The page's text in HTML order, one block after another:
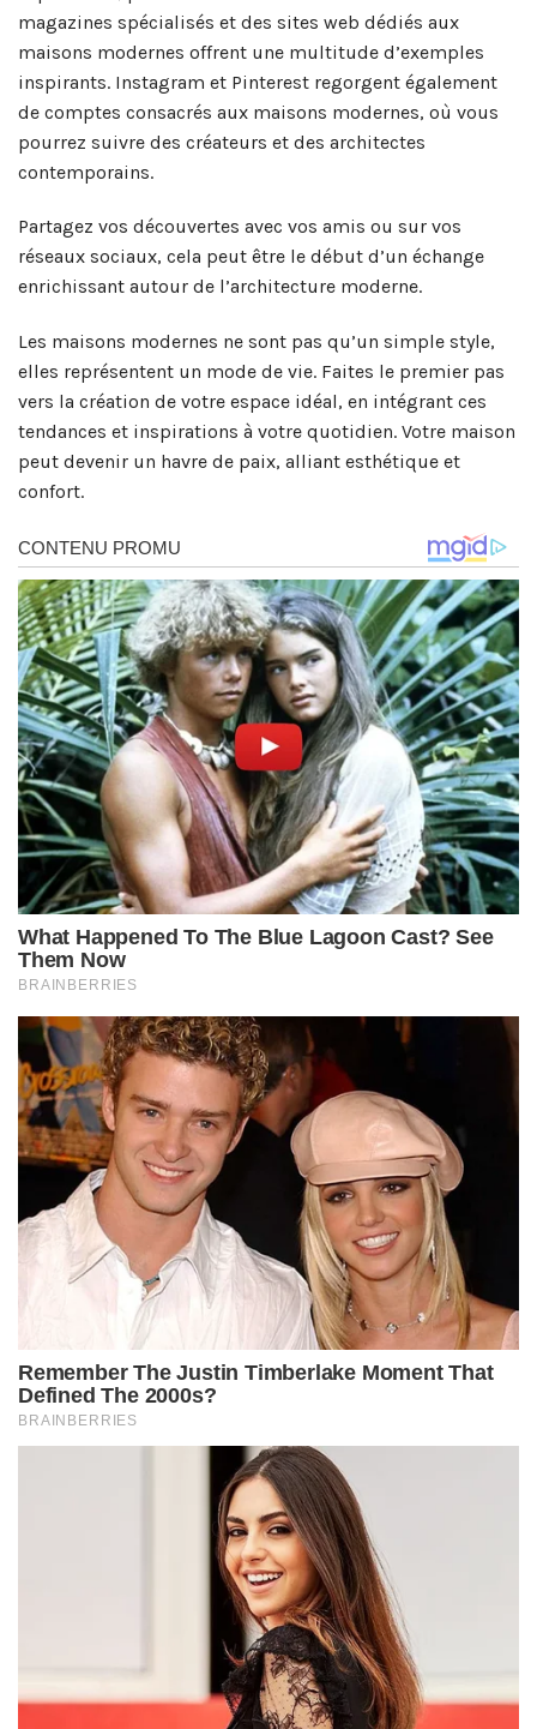
magazines spécialisés et des sites web dédiés aux
maisons modernes offrent une multitude d’exemples
inspirants. Instagram et Pinterest regorgent également
de comptes consacrés aux maisons modernes, où vous
pourrez suivre des créateurs et des architectes
contemporains.
Partagez vos découvertes avec vos amis ou sur vos
réseaux sociaux, cela peut être le début d’un échange
enrichissant autour de l’architecture moderne.
Les maisons modernes ne sont pas qu’un simple style,
elles représentent un mode de vie. Faites le premier pas
vers la création de votre espace idéal, en intégrant ces
tendances et inspirations à votre quotidien. Votre maison
peut devenir un havre de paix, alliant esthétique et
confort.